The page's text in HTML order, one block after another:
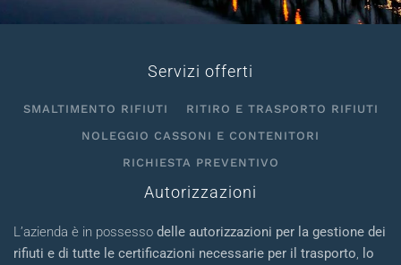
Servizi offerti
SMALTIMENTO RIFIUTI
RITIRO E TRASPORTO RIFIUTI
NOLEGGIO CASSONI E CONTENITORI
RICHIESTA PREVENTIVO
Autorizzazioni
L’azienda è in possesso delle autorizzazioni per la gestione dei
rifiuti e di tutte le certificazioni necessarie per il trasporto
lo